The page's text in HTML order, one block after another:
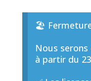
🏖️
Nous
à partir du